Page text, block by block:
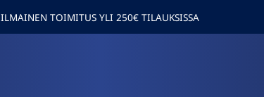
ILMAINEN TOIMITUS YLI 250€ TILAUKSISSA